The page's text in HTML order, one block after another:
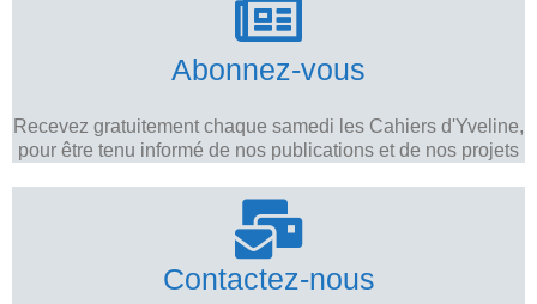
Abonnez-vous
Recevez gratuitement chaque samedi les Cahiers d'Yveline,
pour être tenu informé de nos publications et de nos projets
Contactez-nous